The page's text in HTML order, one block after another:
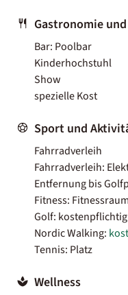
Gastronomie
Bar: Poolbar
Kinderhochstuhl
Show
spezielle Kost
Sport und
Fahrradverleih
Fahrradverleih:
Entfernung bis
Fitness:
Golf: kostenpflichtig
Nordic Walking:
Tennis: Platz
Wellness